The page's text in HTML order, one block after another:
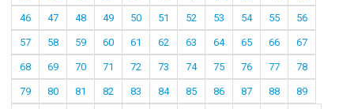
46 47 48 49 50 51 52 53 54 55 56
57 58 59 60 61 62 63 64 65 66 67
68 69 70 71 72 73 74 75 76 77 78
79 80 81 82 83 84 85 86 87 88 89